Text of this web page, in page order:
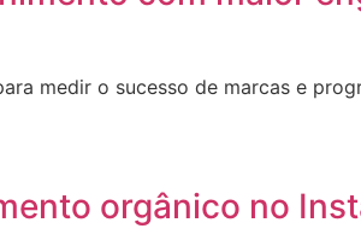
medir o sucesso de marcas e
orgânico no